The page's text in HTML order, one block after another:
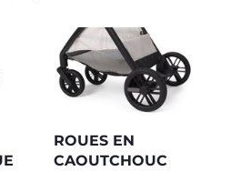
ROUES EN
CAOUTCHOUC